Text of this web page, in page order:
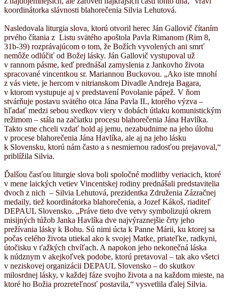
koordinátorka slávnosti blahorečenia Silvia Lehutová.
Nasledovala liturgia slova, ktorú otvoril herec Ján Gallovič čítaním
prvého čítania z Listu svätého apoštola Pavla Rimanom (Rim 8,
31b-39) rozprávajúcom o tom, že Božích vyvolených ani smrť
nemôže odlúčiť od Božej lásky. Ján Gallovič vystupoval už
v rannom pásme, keď prednášal zamyslenia z Jankovho života
spracované vincentkou sr. Mariannou Buckovou. „Ako iste mnohí
z vás viete, je hercom v nitrianskom Divadle Andreja Bagara,
v ktorom vystupuje aj v predstavení Povolanie pápež. V ňom
stvárňuje postavu svätého otca Jána Pavla II., ktorého výzva –
hľadať medzi sebou svedkov viery v dobách útlaku komunistickým
režimom – stála na začiatku procesu blahorečenia Jána Havlíka.
Takto sme chceli vzdať hold aj jemu, nezabudnime na jeho úlohu
v procese blahorečenia Jána Havlíka, ale aj na jeho lásku
k Slovensku, ktorú nám často a s nesmiernou radosťou prejavoval,“
priblížila Silvia.
Ďalšou časťou liturgie slova boli spoločné modlitby veriacich, ktoré
v mene laických vetiev Vincentskej rodiny prednášali predstavitelia
dvoch z nich – Silvia Lehutová, prezidentka Združenia Zázračnej
medaily, tiež koordinátorka blahorečenia, a Jozef Kákoš, riaditeľ
DEPAUL Slovensko. „Práve tieto dve vetvy symbolizujú okrem
misijných túžob Janka Havlíka dve najvýraznejšie črty jeho
prežívania lásky k Bohu. Sú nimi úcta k Panne Márii, ku ktorej sa
počas celého života utiekal ako k svojej Matke, priateľke, radkyni,
útočisku v ťažkých chvíľach. A napokon jeho nekonečná láska
k núdznym v akejkoľvek podobe, ktorú pretavoval – tak ako všetci
v neziskovej organizácii DEPAUL Slovensko – do skutkov
milosrdnej lásky, v každej fáze svojho života a na každom mieste, na
ktoré ho Božia prozreteľnosť postavila,“ vysvetlila ďalej Silvia.